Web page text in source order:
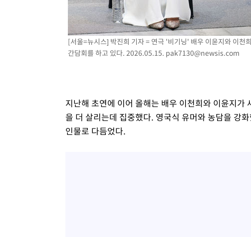
[서울=뉴시스] 박진희 기자 = 연극 '비기닝' 배우 이윤지와 이
간담회를 하고 있다. 2026.05.15. pak7130@newsis.com
지난해 초연에 이어 올해는 배우 이천희와 이윤지
을 더 살리는데 집중했다. 영국식 유머와 농담을 강
인물로 다듬었다.